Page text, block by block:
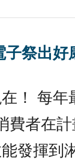
子祭出
！ 每
費者在
發揮